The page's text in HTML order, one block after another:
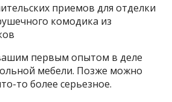
приемов для отделки
комодика из
первым опытом в деле
мебели. Позже можно
то более серьезное.